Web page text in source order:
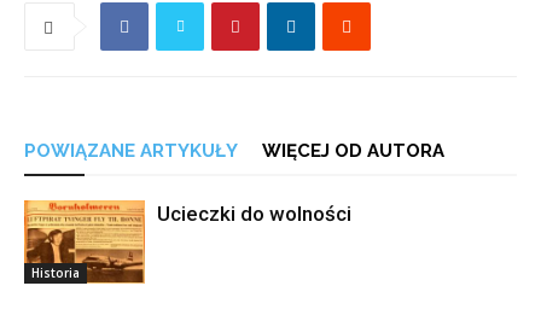
POWIĄZANE ARTYKUŁY WIĘCEJ OD AUTORA
Historia
Ucieczki do wolności